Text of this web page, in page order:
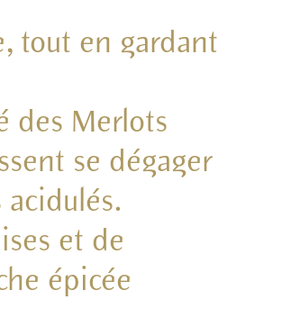
tout en gardant
des Merlots
se dégager
et de
épicée